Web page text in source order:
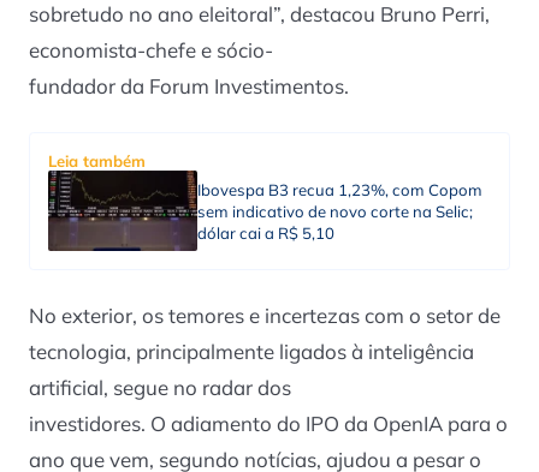
sobretudo no ano eleitoral”, destacou Bruno Perri,
economista-chefe e sócio-
fundador da Forum Investimentos.
Leia também
Ibovespa B3 recua 1,23%, com Copom
sem indicativo de novo corte na Selic;
dólar cai a R$ 5,10
No exterior, os temores e incertezas com o setor de
tecnologia, principalmente ligados à inteligência
artificial, segue no radar dos
investidores. O adiamento do IPO da OpenIA para o
ano que vem, segundo notícias, ajudou a pesar o